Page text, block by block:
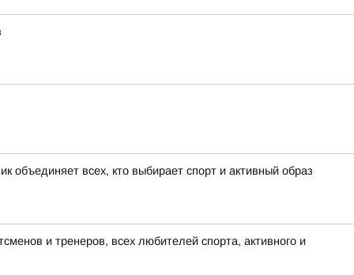
всех, кто выбирает спорт и активный образ
и тренеров, всех любителей спорта, активного и